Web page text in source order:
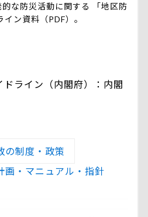
な防災活動に関する 「地区防
ン資料（PDF）。
ドライン（内閣府）：内閣
の制度・政策
画・マニュアル・指針